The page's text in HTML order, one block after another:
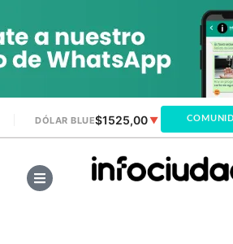
DÓLAR BLUE$1525,00▼ DÓLAR